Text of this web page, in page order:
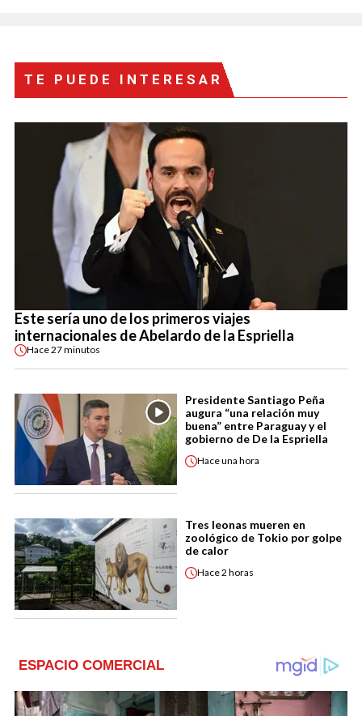
TE PUEDE INTERESAR
Este sería uno de los primeros viajes
internacionales de Abelardo de la Espriella
Hace27 minutos
Presidente Santiago Peña
augura “una relación muy
buena” entre Paraguay y el
gobierno de De la Espriella
Haceuna hora
Tres leonas mueren en
zoológico de Tokio por golpe
de calor
Hace2 horas